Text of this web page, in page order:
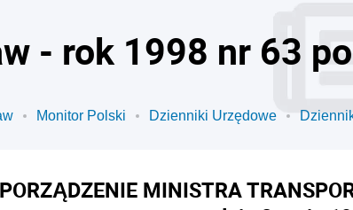
- rok 1998 nr 63
Monitor Polski Dzienniki Urzędowe
MINISTRA